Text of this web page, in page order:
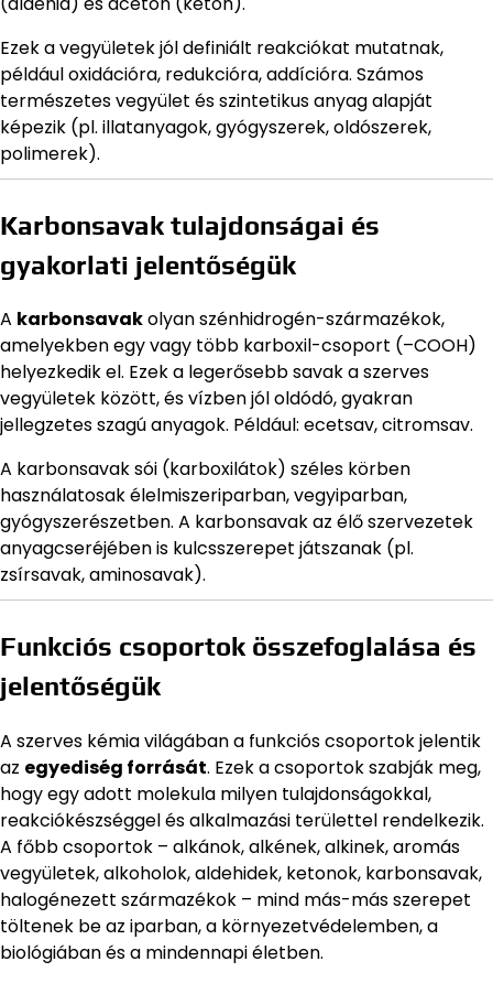
Ezek a vegyületek jól definiált reakciókat mutatnak,
például oxidációra, redukcióra, addícióra. Számos
természetes vegyület és szintetikus anyag alapját
képezik (pl. illatanyagok, gyógyszerek, oldószerek,
polimerek).
Karbonsavak tulajdonságai és
gyakorlati jelentőségük
A karbonsavakolyan szénhidrogén-származékok,
amelyekben egy vagy több karboxil-csoport (–COOH)
helyezkedik el. Ezek a legerősebb savak a szerves
vegyületek között, és vízben jól oldódó, gyakran
jellegzetes szagú anyagok. Például: ecetsav, citromsav.
A karbonsavak sói (karboxilátok) széles körben
használatosak élelmiszeriparban, vegyiparban,
gyógyszerészetben. A karbonsavak az élő szervezetek
anyagcseréjében is kulcsszerepet játszanak (pl.
zsírsavak, aminosavak).
Funkciós csoportok összefoglalása és
jelentőségük
A szerves kémia világában a funkciós csoportok jelentik
az egyediség forrását. Ezek a csoportok szabják meg,
hogy egy adott molekula milyen tulajdonságokkal,
reakciókészséggel és alkalmazási területtel rendelkezik.
A főbb csoportok – alkánok, alkének, alkinek, aromás
vegyületek, alkoholok, aldehidek, ketonok, karbonsavak,
halogénezett származékok – mind más-más szerepet
töltenek be az iparban, a környezetvédelemben, a
biológiában és a mindennapi életben.